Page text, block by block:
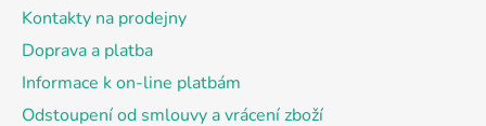
Kontakty na prodejny
Doprava a platba
Informace k on-line platbám
Odstoupení od smlouvy a vrácení zboží